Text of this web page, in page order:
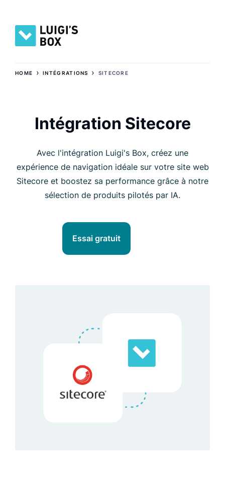
HOME ›INTÉGRATIONS › SITECORE
Intégration Sitecore
Avec l'intégration Luigi's Box, créez une
expérience de navigation idéale sur votre site web
Sitecore et boostez sa performance grâce à notre
sélection de produits pilotés par IA.
Essai gratuit